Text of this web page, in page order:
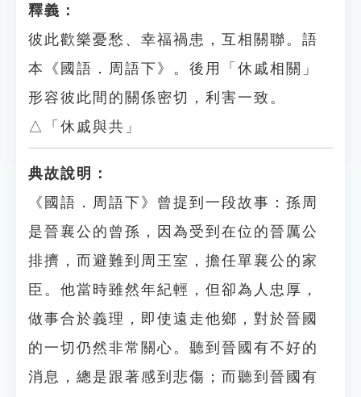
釋義：
彼此歡樂憂愁、幸福禍患，互相關聯。語
本《國語．周語下》。後用「休戚相關」
形容彼此間的關係密切，利害一致。
△「休戚與共」
典故說明：
《國語．周語下》曾提到一段故事：孫周
是晉襄公的曾孫，因為受到在位的晉厲公
排擠，而避難到周王室，擔任單襄公的家
臣。他當時雖然年紀輕，但卻為人忠厚，
做事合於義理，即使遠走他鄉，對於晉國
的一切仍然非常關心。聽到晉國有不好的
消息，總是跟著感到悲傷；而聽到晉國有